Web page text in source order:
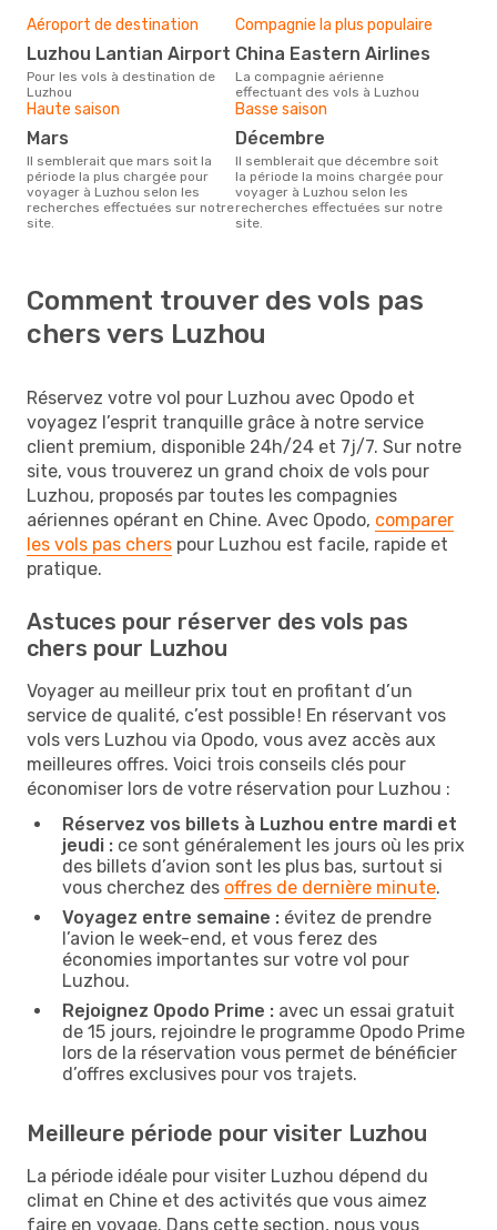
Aéroport de destination
Luzhou Lantian Airport
Pour les vols à destination de
Luzhou
Compagnie la plus populaire
China Eastern Airlines
La compagnie aérienne
effectuant des vols à Luzhou
Haute saison
mars
Il semblerait que mars soit la
période la plus chargée pour
voyager à Luzhou selon les
recherches effectuées sur notre
site.
Basse saison
décembre
Il semblerait que décembre soit
la période la moins chargée pour
voyager à Luzhou selon les
recherches effectuées sur notre
site.
Comment trouver des vols pas
chers vers Luzhou
Réservez votre vol pour Luzhou avec Opodo et
voyagez l’esprit tranquille grâce à notre service
client premium, disponible 24h/24 et 7j/7. Sur notre
site, vous trouverez un grand choix de vols pour
Luzhou, proposés par toutes les compagnies
aériennes opérant en Chine. Avec Opodo, comparer
les vols pas chers pour Luzhou est facile, rapide et
pratique.
Astuces pour réserver des vols pas
chers pour Luzhou
Voyager au meilleur prix tout en profitant d’un
service de qualité, c’est possible ! En réservant vos
vols vers Luzhou via Opodo, vous avez accès aux
meilleures offres. Voici trois conseils clés pour
économiser lors de votre réservation pour Luzhou :
Réservez vos billets à Luzhou entre mardi et
jeudi : ce sont généralement les jours où les prix
des billets d’avion sont les plus bas, surtout si
vous cherchez des offres de dernière minute.
Voyagez entre semaine : évitez de prendre
l’avion le week-end, et vous ferez des
économies importantes sur votre vol pour
Luzhou.
Rejoignez Opodo Prime : avec un essai gratuit
de 15 jours, rejoindre le programme Opodo Prime
lors de la réservation vous permet de bénéficier
d’offres exclusives pour vos trajets.
Meilleure période pour visiter Luzhou
La période idéale pour visiter Luzhou dépend du
climat en Chine et des activités que vous aimez
faire en voyage. Dans cette section, nous vous